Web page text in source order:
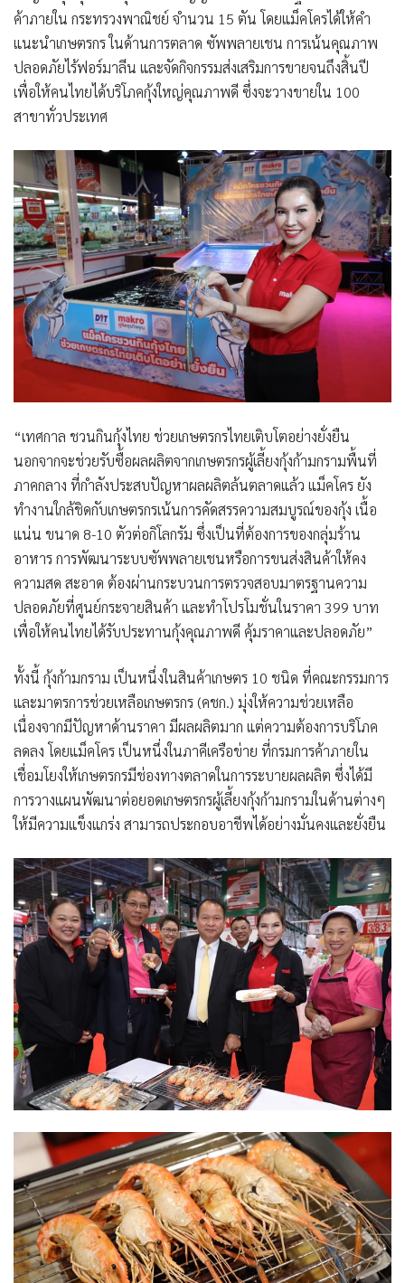
ค้าภายใน กระทรวงพาณิชย์ จำนวน 15 ตัน โดยแม็คโครได้ให้คำ
แนะนำเกษตรกร ในด้านการตลาด ซัพพลายเชน การเน้นคุณภาพ
ปลอดภัยไร้ฟอร์มาลีน และจัดกิจกรรมส่งเสริมการขายจนถึงสิ้นปี
เพื่อให้คนไทยได้บริโภคกุ้งใหญ่คุณภาพดี ซึ่งจะวางขายใน 100
สาขาทั่วประเทศ
“เทศกาล ชวนกินกุ้งไทย ช่วยเกษตรกรไทยเติบโตอย่างยั่งยืน
นอกจากจะช่วยรับซื้อผลผลิตจากเกษตรกรผู้เลี้ยงกุ้งก้ามกรามพื้นที่
ภาคกลาง ที่กำลังประสบปัญหาผลผลิตล้นตลาดแล้ว แม็คโคร ยัง
ทำงานใกล้ชิดกับเกษตรกรเน้นการคัดสรรความสมบูรณ์ของกุ้ง เนื้อ
แน่น ขนาด 8-10 ตัวต่อกิโลกรัม ซึ่งเป็นที่ต้องการของกลุ่มร้าน
อาหาร การพัฒนาระบบซัพพลายเชนหรือการขนส่งสินค้าให้คง
ความสด สะอาด ต้องผ่านกระบวนการตรวจสอบมาตรฐานความ
ปลอดภัยที่ศูนย์กระจายสินค้า และทำโปรโมชั่นในราคา 399 บาท
เพื่อให้คนไทยได้รับประทานกุ้งคุณภาพดี คุ้มราคาและปลอดภัย”
ทั้งนี้ กุ้งก้ามกราม เป็นหนึ่งในสินค้าเกษตร 10 ชนิด ที่คณะกรรมการ
และมาตรการช่วยเหลือเกษตรกร (คชก.) มุ่งให้ความช่วยเหลือ
เนื่องจากมีปัญหาด้านราคา มีผลผลิตมาก แต่ความต้องการบริโภค
ลดลง โดยแม็คโคร เป็นหนึ่งในภาคีเครือข่าย ที่กรมการค้าภายใน
เชื่อมโยงให้เกษตรกรมีช่องทางตลาดในการระบายผลผลิต ซึ่งได้มี
การวางแผนพัฒนาต่อยอดเกษตรกรผู้เลี้ยงกุ้งก้ามกรามในด้านต่างๆ
ให้มีความแข็งแกร่ง สามารถประกอบอาชีพได้อย่างมั่นคงและยั่งยืน